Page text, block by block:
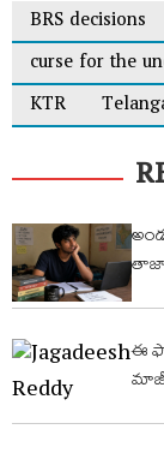
BRS decisions
curse for the
KTR
తాజా
ఈ
మాజీ